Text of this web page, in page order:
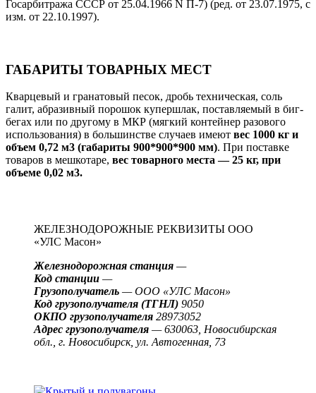
Госарбитража СССР от 25.04.1966 N П-7) (ред. от 23.07.1975, с
изм. от 22.10.1997).
ГАБАРИТЫ ТОВАРНЫХ МЕСТ
Кварцевый и гранатовый песок, дробь техническая, соль
галит, абразивный порошок купершлак, поставляемый в биг-
бегах или по другому в МКР (мягкий контейнер разового
использования) в большинстве случаев имеют вес 1000 кг и
объем 0,72 м3 (габариты 900*900*900 мм). При поставке
товаров в мешкотаре, вес товарного места — 25 кг, при
объеме 0,02 м3.
ЖЕЛЕЗНОДОРОЖНЫЕ РЕКВИЗИТЫ ООО
«УЛС Масон»
Железнодорожная станция —
Код станции —
Грузополучатель — ООО «УЛС Масон»
Код грузополучателя (ТГНЛ) 9050
ОКПО грузополучателя 28973052
Адрес грузополучателя — 630063, Новосибирская
обл., г. Новосибирск, ул. Автогенная, 73